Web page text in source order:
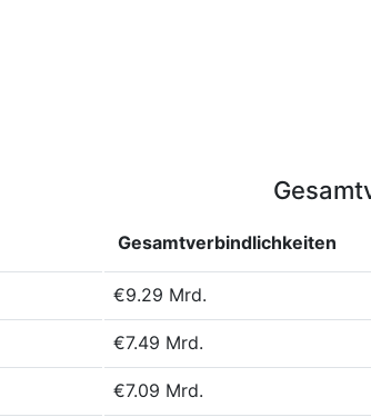
Gesamtverbindlichkeiten
€9.29 Mrd.
€7.49 Mrd.
€7.09 Mrd.